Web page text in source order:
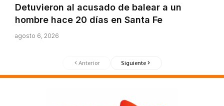
Detuvieron al acusado de balear a un
hombre hace 20 días en Santa Fe
agosto 6, 2026
Anterior Siguiente